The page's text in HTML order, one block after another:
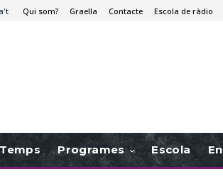
Qui som? Graella Contacte Escola de ràdio
Programes Escola